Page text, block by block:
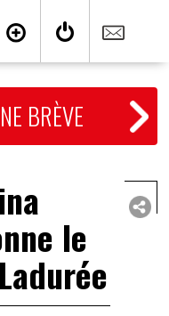
BRÈVE
le